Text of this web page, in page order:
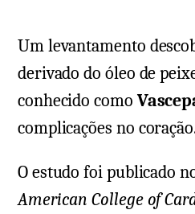
Um levantamento
derivado do óleo de
conhecido como
complicações no
O estudo foi publicado
American College of